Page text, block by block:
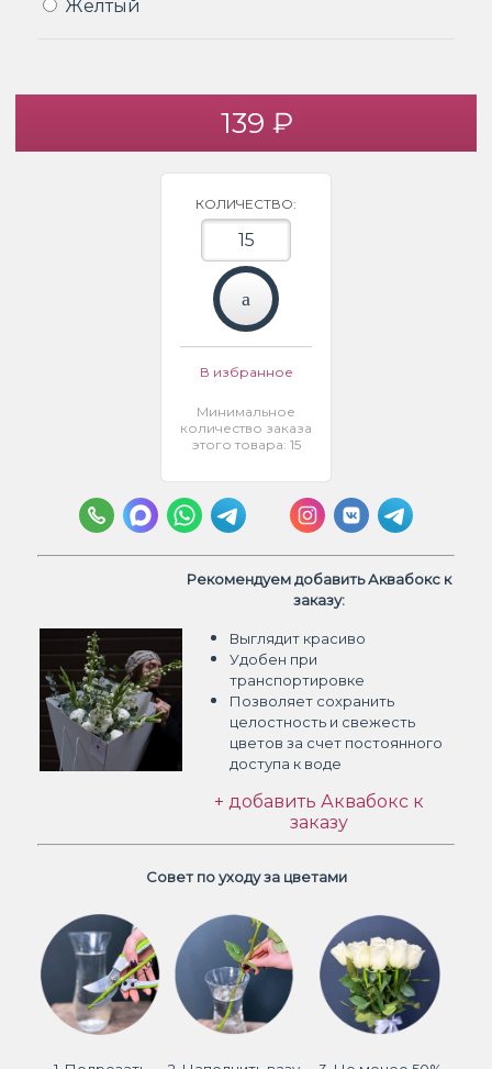
Желтый
139 ₽
КОЛИЧЕСТВО:
В избранное
Минимальное
количество заказа
этого товара: 15
Рекомендуем добавить Аквабокс к
заказу:
Выглядит красиво
Удобен при
транспортировке
Позволяет сохранить
целостность и свежесть
цветов за счет постоянного
доступа к воде
+ добавить Аквабокс к
заказу
Совет по уходу за цветами